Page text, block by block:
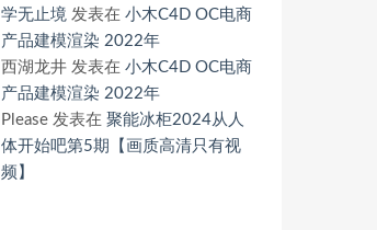
学无止境 发表在 小木C4D OC电商
产品建模渲染 2022年
西湖龙井 发表在 小木C4D OC电商
产品建模渲染 2022年
Please 发表在 聚能冰柜2024从人
体开始吧第5期【画质高清只有视
频】